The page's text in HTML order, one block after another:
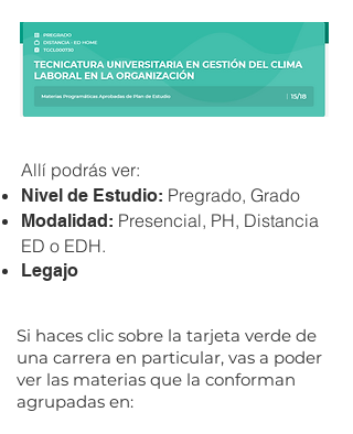
Allí podrás ver:
Nivel de Estudio: Pregrado, Grado
Modalidad: Presencial, PH, Distancia
ED o EDH.
Legajo
Si haces clic sobre la tarjeta verde de
una carrera en particular, vas a poder
ver las materias que la conforman
agrupadas en: